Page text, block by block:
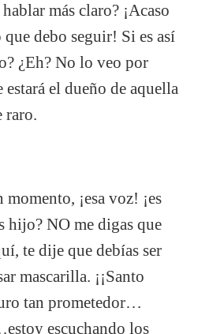
más claro? ¡Acaso
debo seguir! Si es así
¿Eh? No lo veo por
el dueño de aquella
raro.
¡esa voz! ¡es
hijo? NO me digas que
te dije que debías ser
mascarilla. ¡¡Santo
tan prometedor…
escuchando los